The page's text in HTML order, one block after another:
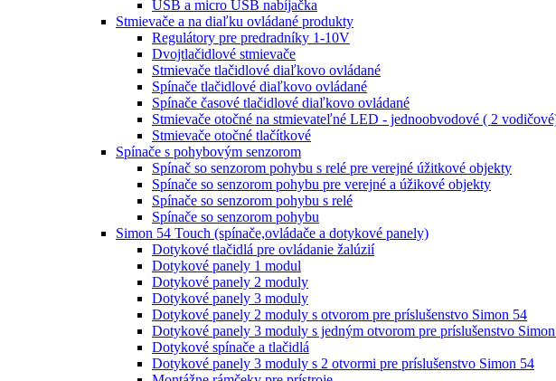
USB a micro USB nabíjačka
Stmievače a na diaľku ovládané produkty
Regulátory pre predradníky 1-10V
Dvojtlačidlové stmievače
Stmievače tlačidlové diaľkovo ovládané
Spínače tlačidlové diaľkovo ovládané
Spínače časové tlačidlové diaľkovo ovládané
Stmievače otočné na stmievateľné LED - jednoobvodové ( 2
Stmievače otočné tlačítkové
Spínače s pohybovým senzorom
Spínač so senzorom pohybu s relé pre verejné úžitkové objekty
Spínače so senzorom pohybu pre verejné a úžikové objekty
Spínače so senzorom pohybu s relé
Spínače so senzorom pohybu
Simon 54 Touch (spínače,ovládače a dotykové panely)
Dotykové tlačidlá pre ovládanie žalúzií
Dotykové panely 1 modul
Dotykové panely 2 moduly
Dotykové panely 3 moduly
Dotykové panely 2 moduly s otvorom pre príslušenstvo Simon 54
Dotykové panely 3 moduly s jedným otvorom pre príslušenstvo
Dotykové spínače a tlačidlá
Dotykové panely 3 moduly s 2 otvormi pre príslušenstvo Simon 54